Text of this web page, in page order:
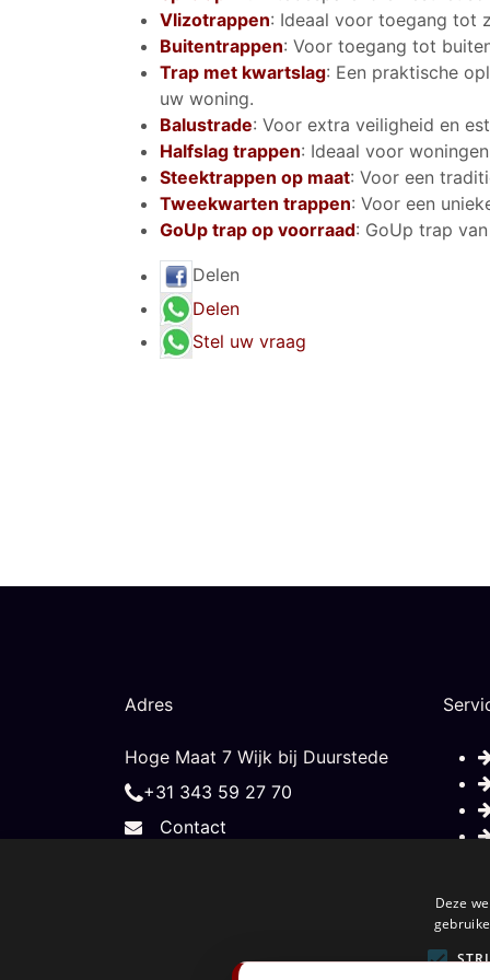
Vlizotrappen: Ideaal voor toegang tot
Buitentrappen: Voor toegang tot
Trap met kwartslag: Een praktische
uw woning.
Balustrade: Voor extra veiligheid en
Halfslag trappen: Ideaal voor
Steektrappen op maat: Voor een
Tweekwarten trappen: Voor een
GoUp trap op voorraad: GoUp trap
Delen
Delen
Stel uw vraag
Adres
Hoge Maat 7 Wijk bij Duurstede
+31 343 59 27 70
Contact
Deze